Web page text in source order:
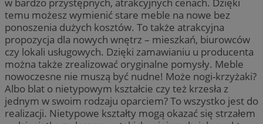
temu możesz wymienić stare meble na nowe bez
ponoszenia dużych kosztów. To także atrakcyjna
propozycja dla nowych wnętrz – mieszkań, biurowców
czy lokali usługowych. Dzięki zamawianiu u producenta
można także zrealizować oryginalne pomysły. Meble
nowoczesne nie muszą być nudne! Może nogi-krzyżaki?
Albo blat o nietypowym kształcie czy też krzesła z
jednym w swoim rodzaju oparciem? To wszystko jest do
realizacji. Nietypowe kształty mogą okazać się strzałem